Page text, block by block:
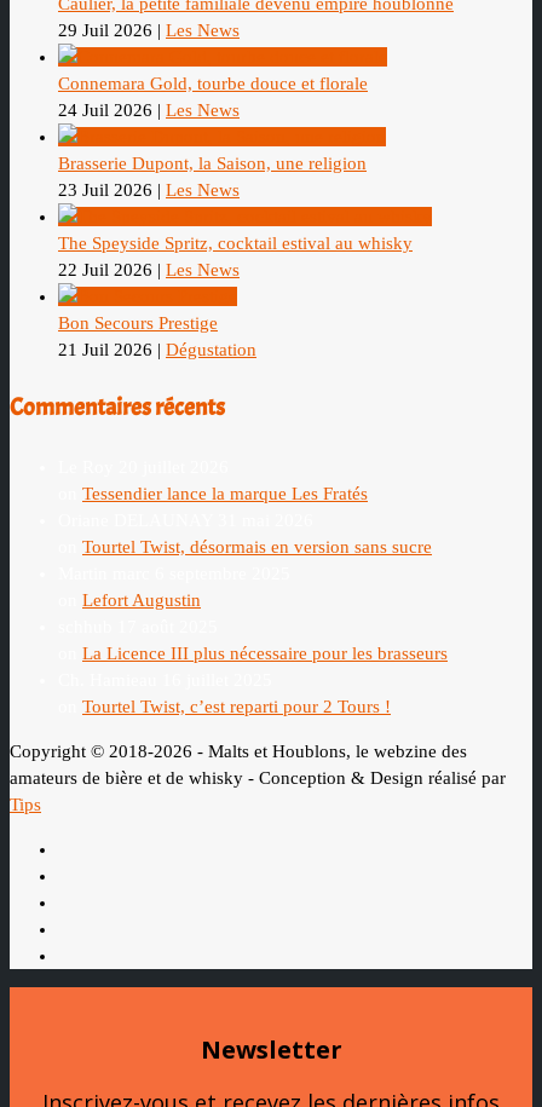
29 Juil 2026 | Les News
Connemara Gold, tourbe douce et florale
24 Juil 2026 | Les News
Brasserie Dupont, la Saison, une religion
23 Juil 2026 | Les News
The Speyside Spritz, cocktail estival au whisky
22 Juil 2026 | Les News
Bon Secours Prestige
21 Juil 2026 | Dégustation
Commentaires récents
Tessendier lance la marque Les Fratés
Tourtel Twist, désormais en version sans sucre
Lefort Augustin
La Licence III plus nécessaire pour les brasseurs
Tourtel Twist, c’est reparti pour 2 Tours !
Copyright © 2018-2026 - Malts et Houblons, le webzine des
amateurs de bière et de whisky - Conception & Design réalisé par
Tips
Newsletter